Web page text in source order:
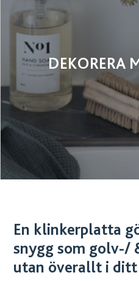
DEKORERA
En klinkerplatta
snygg som golv-/
utan överallt i ditt